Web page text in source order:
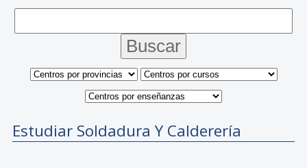
Estudiar Soldadura Y Calderería